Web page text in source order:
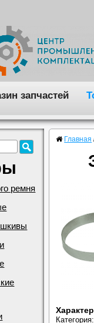
запчастей
ремня
Главная
Категория: